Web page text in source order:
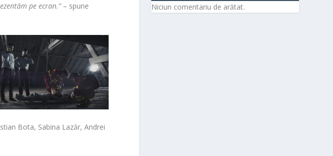
pe ecran.” – spune
Bota, Sabina Lazăr, Andrei
Niciun comentariu de arătat.